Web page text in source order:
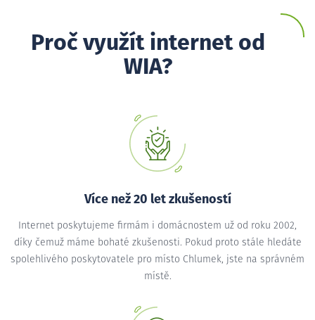
Proč využít internet od
WIA?
Více než 20 let zkušeností
Internet poskytujeme firmám i domácnostem už od roku 2002,
díky čemuž máme bohaté zkušenosti. Pokud proto stále hledáte
spolehlivého poskytovatele pro místo Chlumek, jste na správném
místě.